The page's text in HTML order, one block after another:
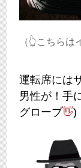
（👆こちら
運転席には
男性が！手
グローブ👋)